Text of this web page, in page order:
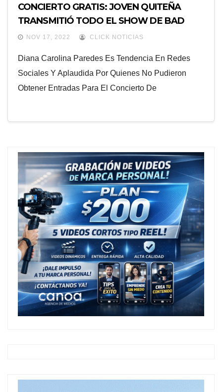
CONCIERTO GRATIS: JOVEN QUITEÑA
TRANSMITIÓ TODO EL SHOW DE BAD
BUNNY
NOV 17, 2022 CLICK NOTICIAS
Diana Carolina Paredes Es Tendencia En Redes
Sociales Y Aplaudida Por Quienes No Pudieron
Obtener Entradas Para El Concierto De